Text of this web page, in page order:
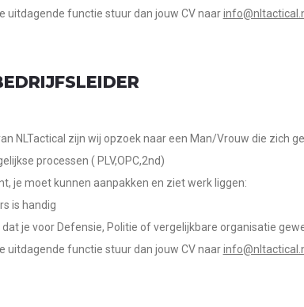
uitdagende functie stuur dan jouw CV naar
NLTactical zijn wij opzoek naar een Man/Vrouw die zich
processen ( PLV,OPC,2nd)
je moet kunnen aanpakken en ziet werk liggen:
is handig
dat je voor Defensie, Politie of vergelijkbare organisatie
uitdagende functie stuur dan jouw CV naar